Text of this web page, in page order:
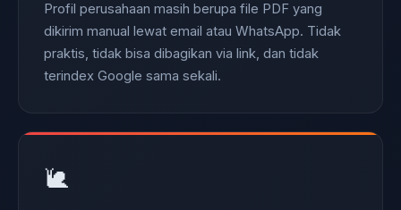
Profil perusahaan masih berupa file PDF yang
dikirim manual lewat email atau WhatsApp. Tidak
praktis, tidak bisa dibagikan via link, dan tidak
terindex Google sama sekali.
🐌